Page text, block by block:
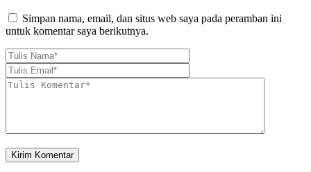
Simpan nama, email, dan situs web saya pada peramban ini
untuk komentar saya berikutnya.